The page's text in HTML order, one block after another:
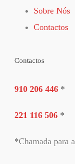
Sobre Nós
Contactos
Contactos
910 206 446 *
221 116 506 *
*Chamada para